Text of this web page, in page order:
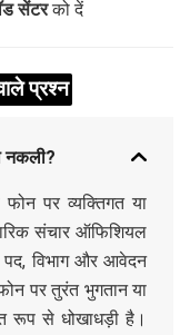
सेंटरको दें
प्रश्न
नकली?
पर व्यक्तिगत या
संचार ऑफिशियल
पद, विभाग और आवेदन
पर तुरंत भुगतान या
रूप से धोखाधड़ी है।